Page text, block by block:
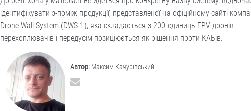
ідентифікувати з-поміж продукції, представленої на офіційному сайті
Drone Wall System (DWS-1), яка складається з 200 одиниць FPV-дронів-
перехоплювачів і передусім позиціюється як рішення проти КАБів.
Автор: Максим Качурівський